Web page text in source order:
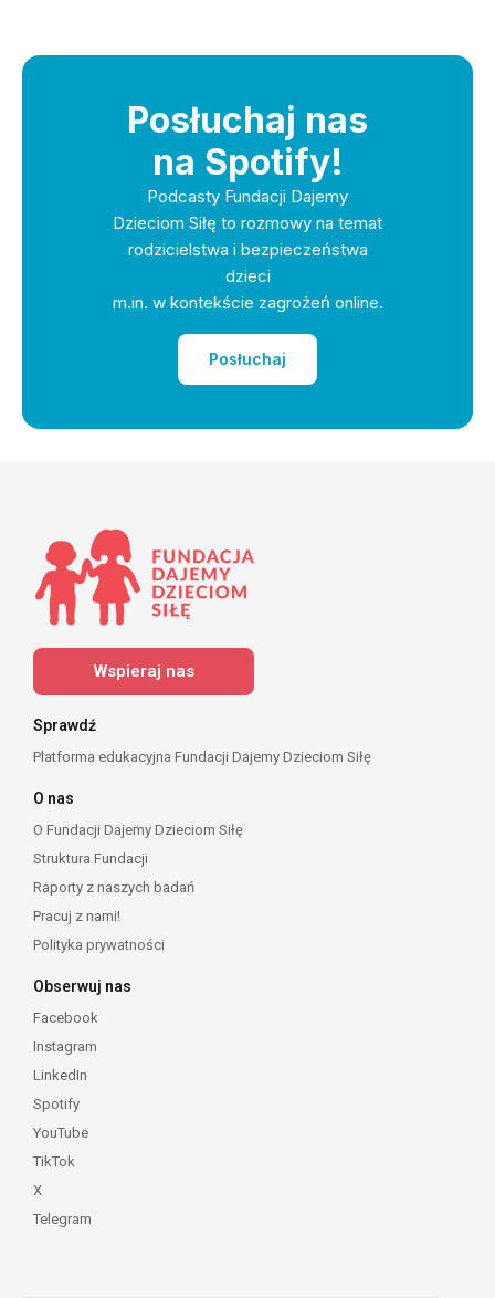
Posłuchaj nas
na Spotify!
Podcasty Fundacji Dajemy
Dzieciom Siłę to rozmowy na temat
rodzicielstwa i bezpieczeństwa
dzieci
m.in. w kontekście zagrożeń online.
Posłuchaj
Wspieraj nas
Sprawdź
Platforma edukacyjna Fundacji Dajemy Dzieciom Siłę
O nas
O Fundacji Dajemy Dzieciom Siłę
Struktura Fundacji
Raporty z naszych badań
Pracuj z nami!
Polityka prywatności
Obserwuj nas
Facebook
Instagram
LinkedIn
Spotify
YouTube
TikTok
X
Telegram